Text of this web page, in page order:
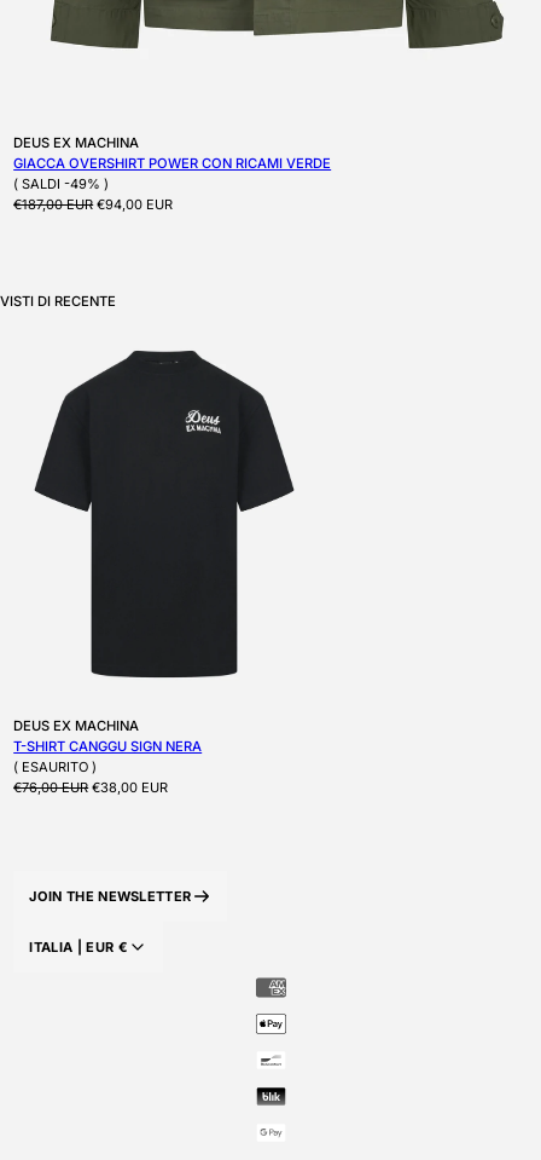
Produttore:
DEUS EX MACHINA
GIACCA OVERSHIRT POWER CON RICAMI VERDE
( SALDI -49% )
Prezzo di listino
€187,00 EUR Prezzo scontato
€94,00 EUR
VISTI DI RECENTE
Produttore:
DEUS EX MACHINA
T-SHIRT CANGGU SIGN NERA
( ESAURITO )
Prezzo di listino
€76,00 EUR Prezzo scontato
€38,00 EUR
JOIN THE NEWSLETTER
PAESE/AREA GEOGRAFICA:
ITALIA |EUR €